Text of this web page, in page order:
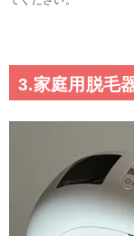
3.家庭用脱毛